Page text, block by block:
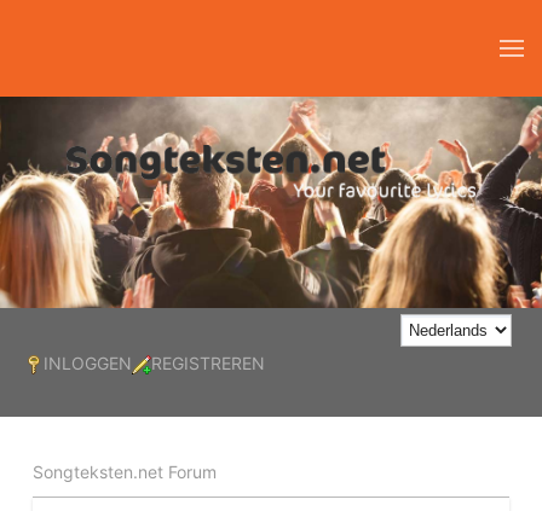
INLOGGEN REGISTREREN
Songteksten.net Forum